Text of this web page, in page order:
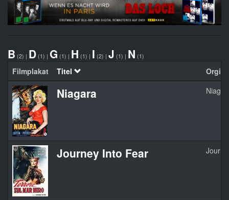
B (2) | D (1) | G (1) | H (1) | I (2) | J (1) | N (1)
Filmplakat Titel
Niagara
Journey Into Fear